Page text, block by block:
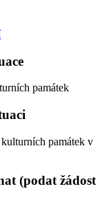
památek
památek v
(podat žádost